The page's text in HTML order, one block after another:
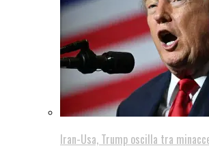
Iran-Usa, Trump oscilla tra